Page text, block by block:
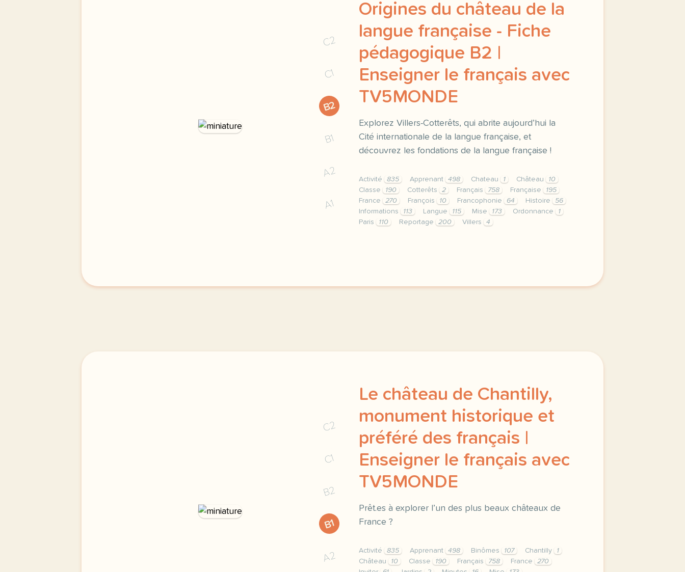
C2
C1
B2
B1
A2
A1
Origines du château de la
langue française - Fiche
pédagogique B2 |
Enseigner le français avec
TV5MONDE
Explorez Villers-Cotterêts, qui abrite aujourd’hui la
Cité internationale de la langue française, et
découvrez les fondations de la langue française !
Activité 835 Apprenant 498 Chateau 1 Château
10
Classe
190 Cotterêts 2 Français 758 Française
195
France
270 François 10 Francophonie 64 Histoire
56
Informations
113 Langue 115 Mise 173 Ordonnance
1
Paris
110 Reportage 200 Villers 4
C2
C1
B2
B1
A2
Le château de Chantilly,
monument historique et
préféré des français |
Enseigner le français avec
TV5MONDE
Prêt.es à explorer l’un des plus beaux châteaux de
France ?
Activité 835 Apprenant 498 Binômes 107 Chantilly
1
Château
10 Classe 190 Français 758 France
270